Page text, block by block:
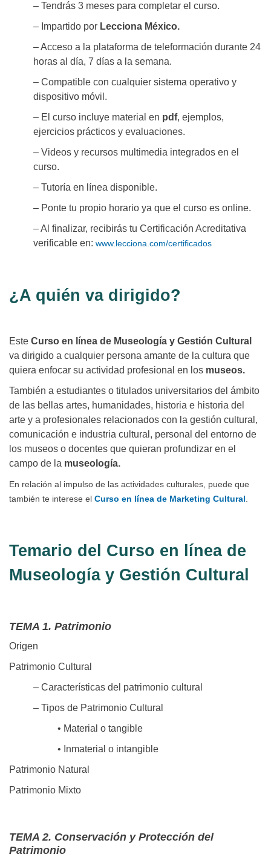
– Tendrás 3 meses para completar el curso.
– Impartido por Lecciona México.
– Acceso a la plataforma de teleformación durante 24
horas al día, 7 días a la semana.
– Compatible con cualquier sistema operativo y
dispositivo móvil.
– El curso incluye material en pdf, ejemplos,
ejercicios prácticos y evaluaciones.
– Videos y recursos multimedia integrados en el
curso.
– Tutoría en línea disponible.
– Ponte tu propio horario ya que el curso es online.
– Al finalizar, recibirás tu Certificación Acreditativa
verificable en: www.lecciona.com/certificados
¿A quién va dirigido?
Este Curso en línea de Museología y Gestión Cultural
va dirigido a cualquier persona amante de la cultura que
quiera enfocar su actividad profesional en los museos.
También a estudiantes o titulados universitarios del ámbito
de las bellas artes, humanidades, historia e historia del
arte y a profesionales relacionados con la gestión cultural,
comunicación e industria cultural, personal del entorno de
los museos o docentes que quieran profundizar en el
campo de la museología.
En relación al impulso de las actividades culturales, puede que
también te interese el Curso en línea de Marketing Cultural.
Temario del Curso en línea de
Museología y Gestión Cultural
TEMA 1. Patrimonio
Origen
Patrimonio Cultural
– Características del patrimonio cultural
– Tipos de Patrimonio Cultural
• Material o tangible
• Inmaterial o intangible
Patrimonio Natural
Patrimonio Mixto
TEMA 2. Conservación y Protección del
Patrimonio